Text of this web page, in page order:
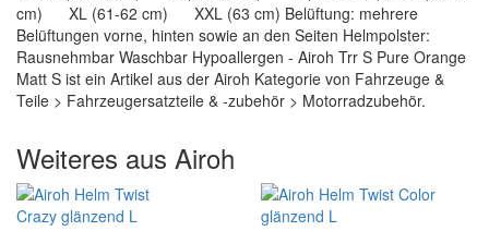
cm) XL (61-62 cm) XXL (63 cm) Belüftung: mehrere
Belüftungen vorne, hinten sowie an den Seiten Helmpolster:
Rausnehmbar Waschbar Hypoallergen - Airoh Trr S Pure Orange
Matt S ist ein Artikel aus der Airoh Kategorie von Fahrzeuge &
Teile > Fahrzeugersatzteile & -zubehör > Motorradzubehör.
Weiteres aus Airoh